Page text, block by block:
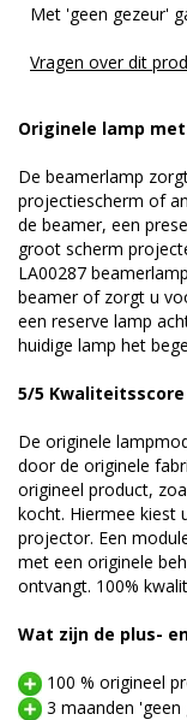
Met 'geen gezeur'
Vragen over dit
Originele lamp
De beamerlamp
projectiescherm of
de beamer, een
groot scherm
LA00287
beamer of zorgt u
een reserve lamp
huidige lamp het
5/5
De originele
door de originele
origineel product,
kocht. Hiermee kiest
projector. Een
met een originele
ontvangt. 100%
Wat zijn de plus-
100 % origineel
3 maanden 'geen